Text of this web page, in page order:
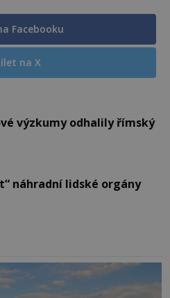
Facebooku
na X
výzkumy odhalily římský
náhradní lidské orgány